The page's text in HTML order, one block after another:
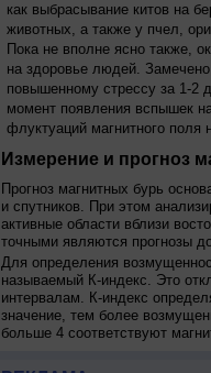
как выбрасывание китов на
животных, а также у пчел,
Пока не вполне ясно также,
на здоровье людей.
повышенному стрессу за 1-2
момент появления вспышек
флуктуаций магнитного поля
Измерение и прогноз
Прогноз магнитных бурь
и спутников. При этом
активные области вблизи
точными являются прогнозы
Для определения
называемый К-индекс. Это
интервалам. К-индекс
значение, тем более
больше 4 соответствуют